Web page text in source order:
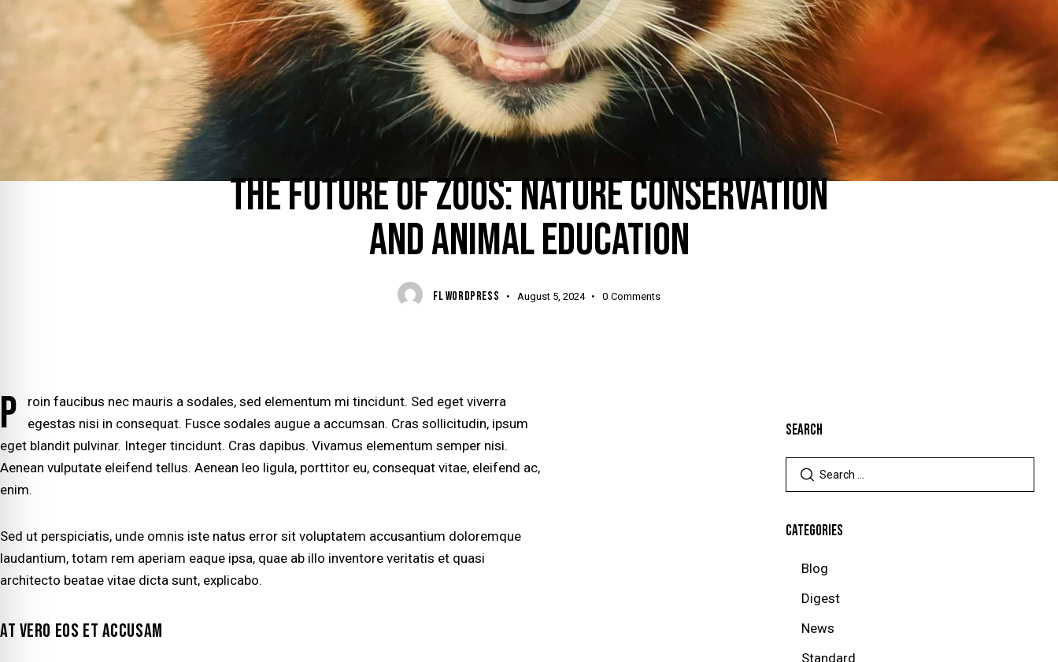
DIGEST
THE FUTURE OF ZOOS: NATURE CONSERVATION
AND ANIMAL EDUCATION
FL WORDPRESS August 5, 2024 0 Comments
P
roin faucibus nec mauris a sodales, sed elementum mi tincidunt. Sed eget viverra
egestas nisi in consequat. Fusce sodales augue a accumsan. Cras sollicitudin, ipsum
eget blandit pulvinar. Integer tincidunt. Cras dapibus. Vivamus elementum semper nisi.
Aenean vulputate eleifend tellus. Aenean leo ligula, porttitor eu, consequat vitae, eleifend ac,
enim.
Sed ut perspiciatis, unde omnis iste natus error sit voluptatem accusantium doloremque
laudantium, totam rem aperiam eaque ipsa, quae ab illo inventore veritatis et quasi
architecto beatae vitae dicta sunt, explicabo.
AT VERO EOS ET ACCUSAM
SEARCH
CATEGORIES
Blog
Digest
News
Standard